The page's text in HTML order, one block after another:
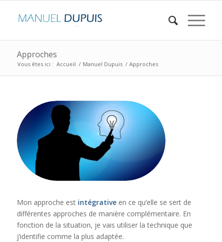
Approches
Vous êtes ici : Accueil / Manuel Dupuis / Approches
Mon approche est intégrativeen ce qu’elle se sert de
différentes approches de manière complémentaire. En
fonction de la situation, je vais utiliser la technique que
j’identifie comme la plus adaptée.